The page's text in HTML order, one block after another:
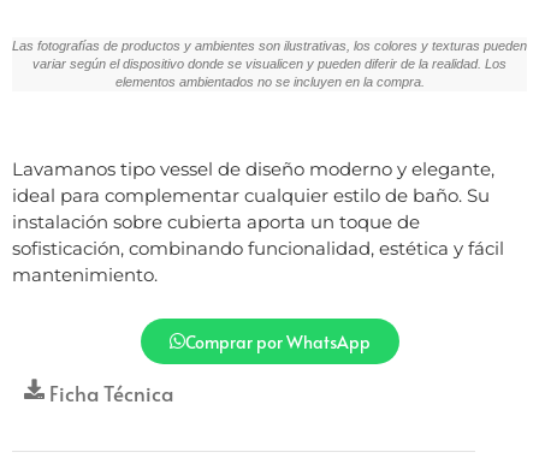
Las fotografías de productos y ambientes son ilustrativas, los colores y texturas pueden
variar según el dispositivo donde se visualicen y pueden diferir de la realidad. Los
elementos ambientados no se incluyen en la compra.
Lavamanos tipo vessel de diseño moderno y elegante,
ideal para complementar cualquier estilo de baño. Su
instalación sobre cubierta aporta un toque de
sofisticación, combinando funcionalidad, estética y fácil
mantenimiento.
Comprar por WhatsApp
Ficha Técnica